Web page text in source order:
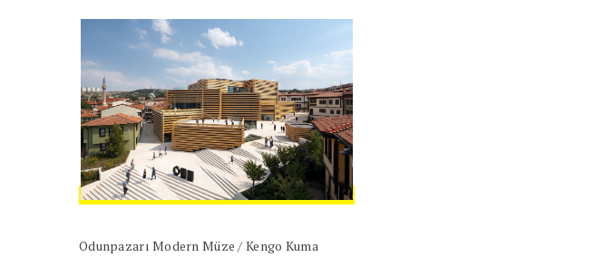
Odunpazarı Modern Müze / Kengo Kuma